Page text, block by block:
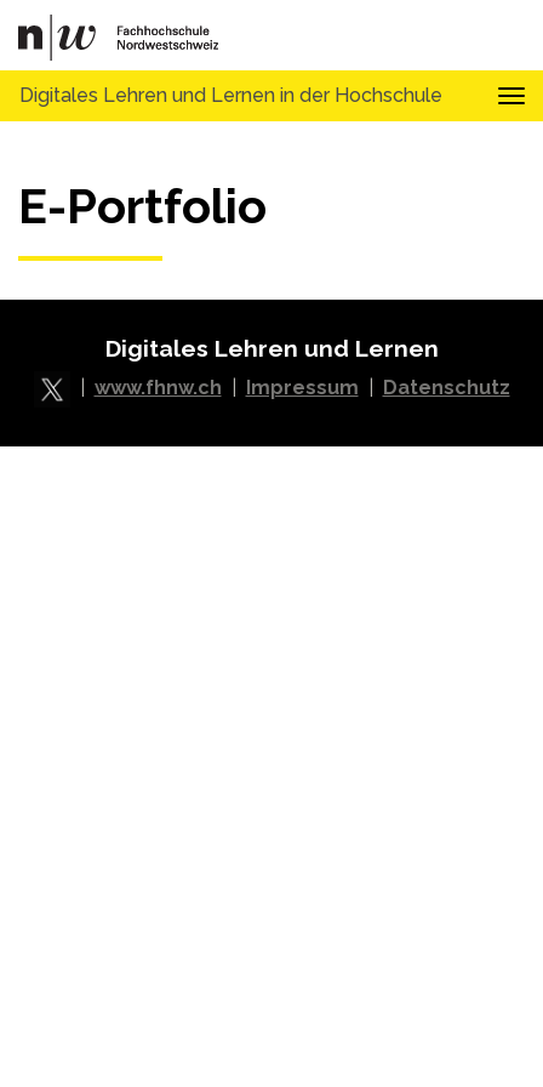
Digitales Lehren und Lernen in der Hochschule
E-Portfolio
Digitales Lehren und Lernen
www.fhnw.ch Impressum Datenschutz